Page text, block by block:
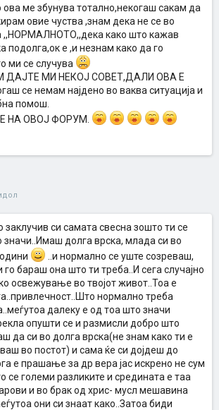
ме збунува тотално,некогаш сакам да
овие чуства ,знам дека не се во
,,НОРМАЛНОТО,,дека како што кажав
подолга,ок е ,и незнам како да го
ми се случува
ДАЈТЕ МИ НЕКОЈ СОВЕТ,ДАЛИ ОВА Е
се немам најдено во ваква ситуација и
помош.
НА ОВОЈ ФОРУМ.
заклучив си самата свесна зошто ти се
значи..Имаш долга врска, млада си во
..и нормално се уште созреваш,
бараш она што ти треба..И сега случајно
освежување во твојот живот..Тоа е
нормално треба
далеку е од тоа што значи
опушти се и размисли добро што
да си во долга врска(не знам како ти е
во постот) и сама ќе си дојдеш до
е прашање за др вера јас искрено не сум
се големи разликите и средината е таа
и во брак од хрис- мусл мешавина
они си знаат како..Затоа биди